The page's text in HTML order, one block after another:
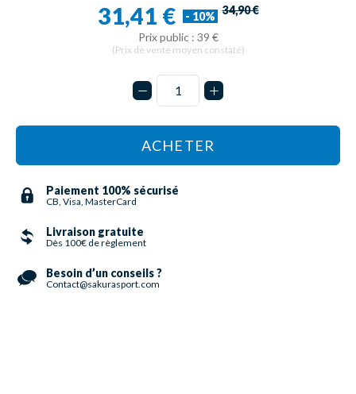
31,41 € - 10% 34,90 €
Prix public : 39 €
(Prix de vente moyen constaté)
ACHETER
Paiement 100% sécurisé
CB, Visa, MasterCard
Livraison gratuite
Dès 100€ de règlement
Besoin d’un conseils ?
Contact@sakurasport.com